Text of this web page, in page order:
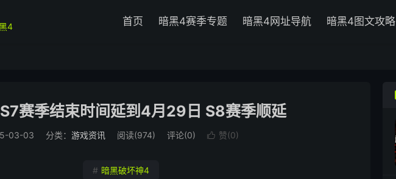
4
首页 暗黑4赛季专题 暗黑4网址导航 暗黑4图文攻略
赛季结束时间延到4月29日 S8赛季顺延
03-03 分类： 游戏资讯 阅读(974) 评论(0)  赞(0)
# 暗黑破坏神4